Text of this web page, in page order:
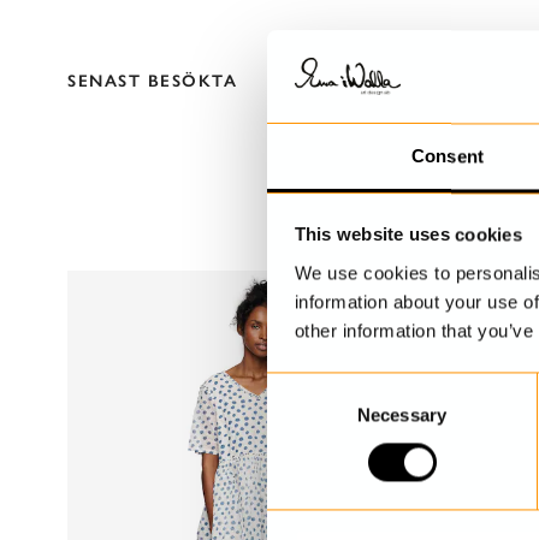
Consent
This website uses cookies
We use cookies to
information about your use
other information that
C
o
n
s
e
n
Necessary
SENAST BESÖKTA